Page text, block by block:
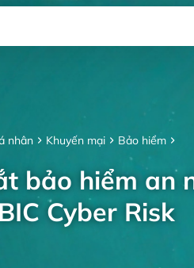
nhân Khuyến mại Bảo hiểm
bảo hiểm an
Cyber Risk